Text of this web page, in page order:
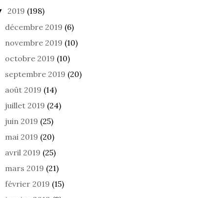
D’OISEAU
2019 (198)
décembre 2019 (6)
novembre 2019 (10)
octobre 2019 (10)
septembre 2019 (20)
août 2019 (14)
juillet 2019 (24)
juin 2019 (25)
mai 2019 (20)
avril 2019 (25)
mars 2019 (21)
février 2019 (15)